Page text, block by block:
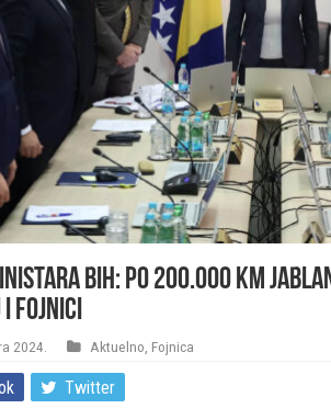
BiH: Po 200.000 KM
i Fojnici
2024. Aktuelno Fojnica
Twitter